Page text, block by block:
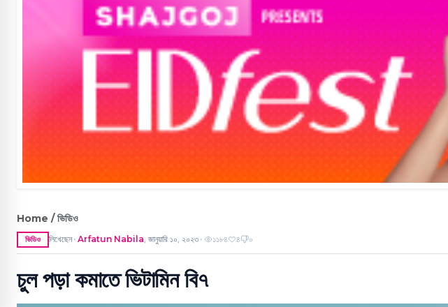
Home / ভিডিও
ভিডিও লিখেছেন ● Arfatun Nabila, জানুয়ারি ১০, ২০২৩ ● ১১৮৪ ৪ ০
চুল পড়া কমাতে ভিটামিন বি৭